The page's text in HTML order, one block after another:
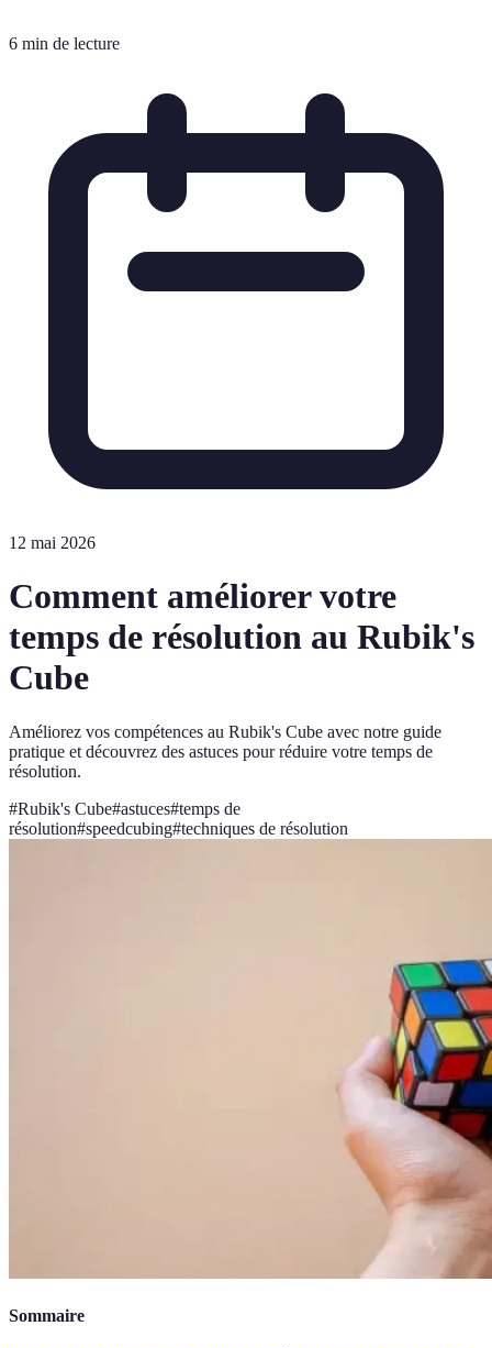
6 min de lecture
12 mai 2026
Comment améliorer votre
temps de résolution au Rubik's
Cube
Améliorez vos compétences au Rubik's Cube avec notre guide
pratique et découvrez des astuces pour réduire votre temps de
résolution.
#Rubik's Cube#astuces#temps de
résolution#speedcubing#techniques de résolution
Sommaire